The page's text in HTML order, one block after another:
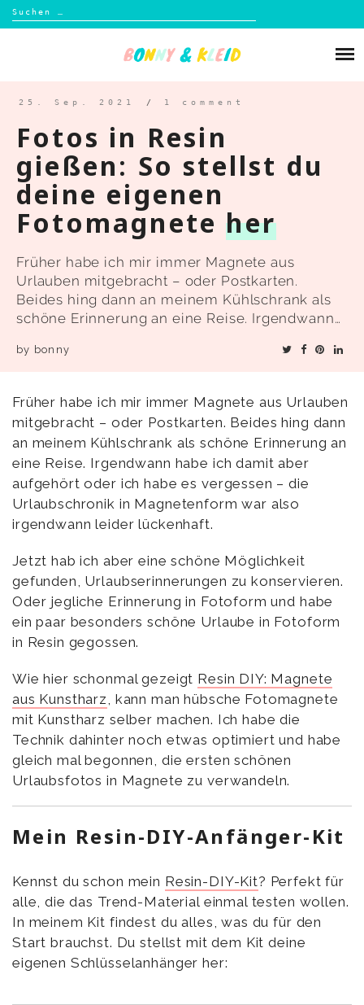
Suchen
nach:
Shop
Kontakt
25. Sep. 2021 / 1 comment
Fotos in Resin
gießen: So stellst du
deine eigenen
Fotomagneteher
Früher habe ich mir immer Magnete aus
Urlauben mitgebracht – oder Postkarten.
Beides hing dann an meinem Kühlschrank als
schöne Erinnerung an eine Reise. Irgendwann…
by bonny
Früher habe ich mir immer Magnete aus Urlauben
mitgebracht – oder Postkarten. Beides hing dann
an meinem Kühlschrank als schöne Erinnerung an
eine Reise. Irgendwann habe ich damit aber
aufgehört oder ich habe es vergessen – die
Urlaubschronik in Magnetenform war also
irgendwann leider lückenhaft.
Jetzt hab ich aber eine schöne Möglichkeit
gefunden, Urlaubserinnerungen zu konservieren.
Oder jegliche Erinnerung in Fotoform und habe
ein paar besonders schöne Urlaube in Fotoform
in Resin gegossen.
Wie hier schonmal gezeigt Resin DIY: Magnete
aus Kunstharz, kann man hübsche Fotomagnete
mit Kunstharz selber machen. Ich habe die
Technik dahinter noch etwas optimiert und habe
gleich mal begonnen, die ersten schönen
Urlaubsfotos in Magnete zu verwandeln.
Mein Resin-DIY-Anfänger-Kit
Kennst du schon mein Resin-DIY-Kit? Perfekt für
alle, die das Trend-Material einmal testen wollen.
In meinem Kit findest du alles, was du für den
Start brauchst. Du stellst mit dem Kit deine
eigenen Schlüsselanhänger her: